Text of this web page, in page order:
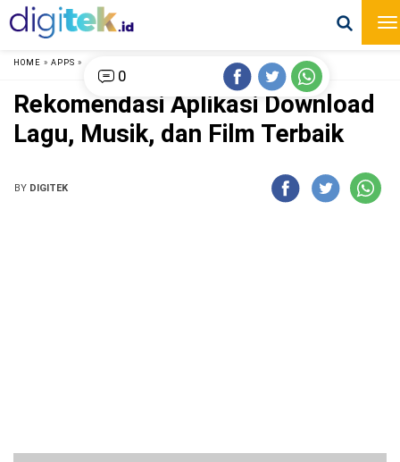
HOME » APPS »
Rekomendasi Aplikasi Download
Lagu, Musik, dan Film Terbaik
BY DIGITEK
0